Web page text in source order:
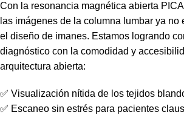
Con la resonancia magnética abierta
las imágenes de la columna lumbar ya no
el diseño de imanes. Estamos logrando
diagnóstico con la comodidad y
arquitectura abierta:
✅ Visualización nítida de los tejidos
✅ Escaneo sin estrés para pacientes